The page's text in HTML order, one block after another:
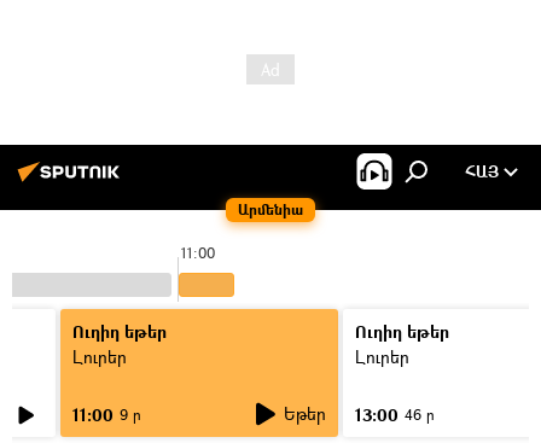
Արմենիա
ՀԱՅ
11:00
Ուղիղ եթեր
Լուրեր
11:00 9 ր Եթեր
Ուղիղ եթեր
Լուրեր
13:00 46 ր